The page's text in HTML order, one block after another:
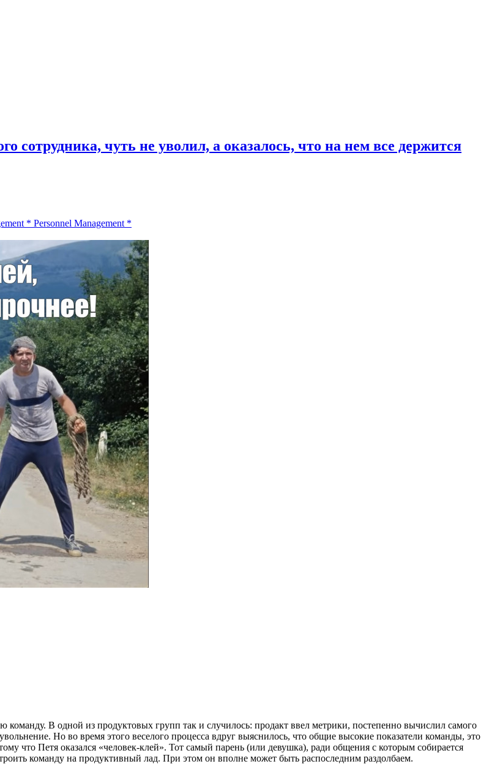
сотрудника, чуть не уволил, а оказалось, что на нем все держится
* Personnel Management *
В одной из продуктовых групп так и случилось: продакт ввел метрики, постепенно вычислил самого
Но во время этого веселого процесса вдруг выяснилось, что общие высокие показатели команды, это
что Петя оказался «человек-клей». Тот самый парень (или девушка), ради общения с которым собирается
команду на продуктивный лад. При этом он вполне может быть распоследним раздолбаем.